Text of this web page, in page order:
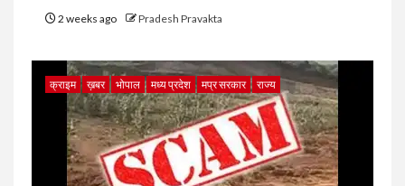
2 weeks ago Pradesh Pravakta
क्राइम ख़बर भोपाल मध्य प्रदेश मप्र सरकार राज्य